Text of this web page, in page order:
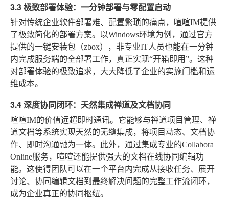
3.3 极致部署体验：一分钟部署与零配置启动
针对传统企业软件部署难、配置繁琐的痛点，喧喧IM提供
了极致简化的部署方案。以Windows环境为例，通过官方
提供的一键安装包（zbox），非专业IT人员也能在一分钟
内完成服务端的全部署工作，真正实现“开箱即用”。这种
对部署体验的极致追求，大大降低了企业的实施门槛和运
维成本。
3.4 深度协同闭环：天然集成禅道及文档协同
喧喧IM的价值远超即时通讯。它能够与禅道项目管理、禅
道文档等系统实现天然的无缝集成，将项目动态、文档协
作、即时沟通融为一体。此外，通过集成专业的Collabora
Online服务，喧喧还能提供强大的文档在线协同编辑功
能。这使得团队可以在一个平台内完成从接收任务、展开
讨论、协同编辑文档到最终解决问题的完整工作流闭环，
成为企业真正的协同枢纽。